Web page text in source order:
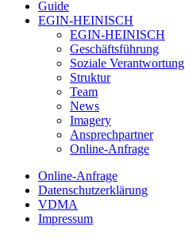
Guide
EGIN-HEINISCH
EGIN-HEINISCH
Geschäftsführung
Soziale Verantwortung
Struktur
Team
News
Imagery
Ansprechpartner
Online-Anfrage
Online-Anfrage
Datenschutzerklärung
VDMA
Impressum